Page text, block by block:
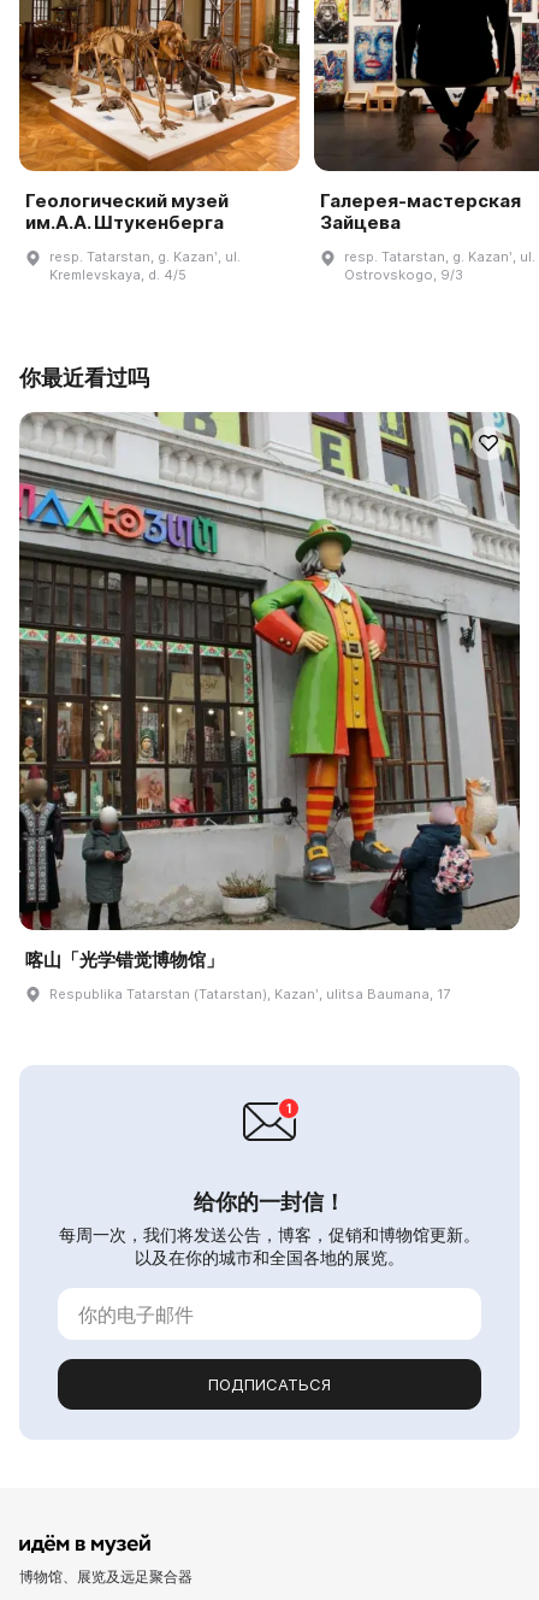
Геологический музей
им.А.А. Штукенберга
resp. Tatarstan, g. Kazanʹ, ul.
Kremlevskaya, d. 4/5
Галерея-мастерская
Зайцева
resp. Tatarstan, g. Kazanʹ, ul.
Ostrovskogo, 9/3
你最近看过吗
喀山「光学错觉博物馆」
Respublika Tatarstan (Tatarstan), Kazanʹ, ulitsa Baumana, 17
给你的一封信！
每周一次，我们将发送公告，博客，促销和博物馆更新。
以及在你的城市和全国各地的展览。
ПОДПИСАТЬСЯ
博物馆、展览及远足聚合器